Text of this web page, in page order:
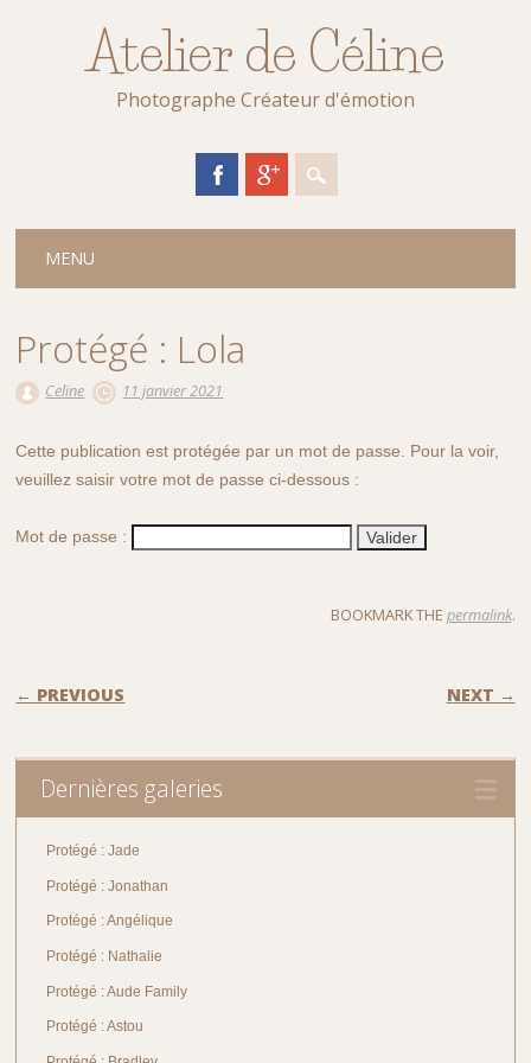
Atelier de Céline
Photographe Créateur d'émotion
Main menu
MENU
Protégé : Lola
Celine 11 janvier 2021
Cette publication est protégée par un mot de passe. Pour la voir,
veuillez saisir votre mot de passe ci-dessous :
Mot de passe :
BOOKMARK THE permalink.
POST NAVIGATION
← PREVIOUS NEXT →
Dernières galeries
Protégé : Jade
Protégé : Jonathan
Protégé : Angélique
Protégé : Nathalie
Protégé : Aude Family
Protégé : Astou